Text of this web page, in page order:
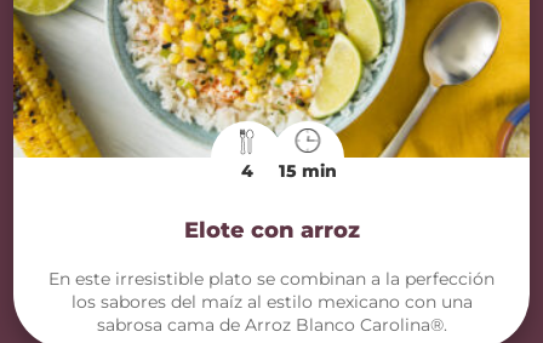
4 15 min
Elote con arroz
En este irresistible plato se combinan a la perfección
los sabores del maíz al estilo mexicano con una
sabrosa cama de Arroz Blanco Carolina®.